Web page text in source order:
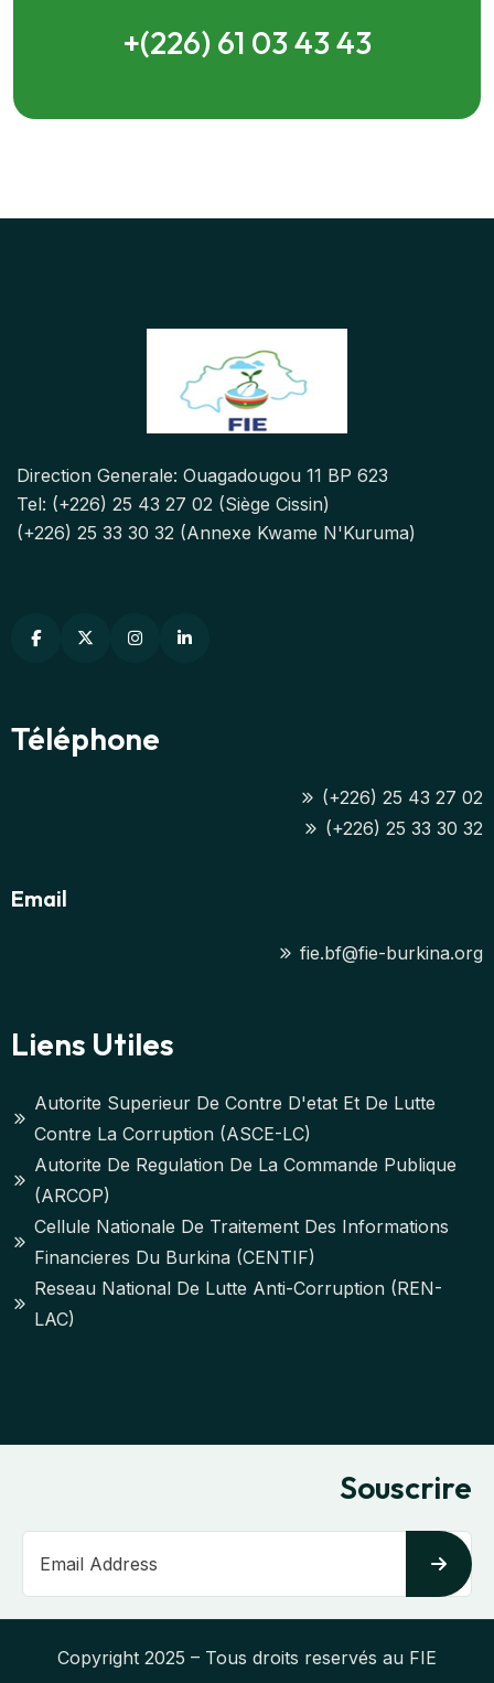
+(226) 61 03 43 43
Direction Generale: Ouagadougou 11 BP 623
Tel: (+226) 25 43 27 02 (Siège Cissin)
(+226) 25 33 30 32 (Annexe Kwame N'Kuruma)
Téléphone
(+226) 25 43 27 02
(+226) 25 33 30 32
Email
fie.bf@fie-burkina.org
Liens Utiles
Autorite Superieur De Contre D'etat Et De Lutte
Contre La Corruption (ASCE-LC)
Autorite De Regulation De La Commande Publique
(ARCOP)
Cellule Nationale De Traitement Des Informations
Financieres Du Burkina (CENTIF)
Reseau National De Lutte Anti-Corruption (REN-
LAC)
Souscrire
Copyright 2025 – Tous droits reservés au FIE